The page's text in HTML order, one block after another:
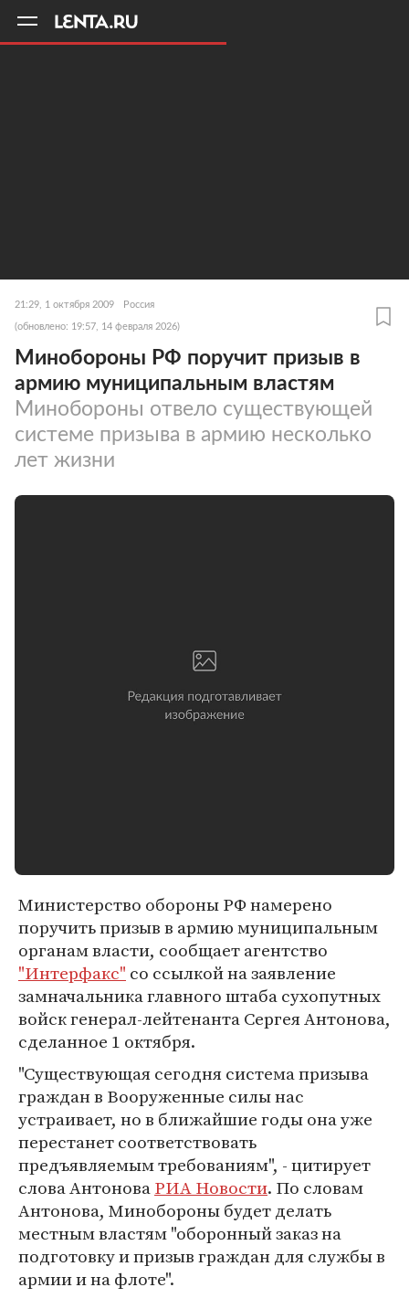
21:29, 1 октября 2009 Россия
(обновлено: 19:57, 14 февраля 2026)
Минобороны РФ поручит призыв в
армию муниципальным властям
Минобороны отвело существующей
системе призыва в армию несколько
лет жизни
Министерство обороны РФ намерено
поручить призыв в армию муниципальным
органам власти, сообщает агентство
"Интерфакс" со ссылкой на заявление
замначальника главного штаба сухопутных
войск генерал-лейтенанта Сергея Антонова,
сделанное 1 октября.
"Существующая сегодня система призыва
граждан в Вооруженные силы нас
устраивает, но в ближайшие годы она уже
перестанет соответствовать
предъявляемым требованиям", - цитирует
слова АнтоноваРИА Новости. По словам
Антонова, Минобороны будет делать
местным властям "оборонный заказ на
подготовку и призыв граждан для службы в
армии и на флоте".